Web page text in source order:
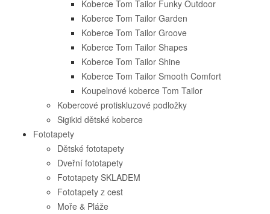
Koberce Tom Tailor Funky Outdoor
Koberce Tom Tailor Garden
Koberce Tom Tailor Groove
Koberce Tom Tailor Shapes
Koberce Tom Tailor Shine
Koberce Tom Tailor Smooth Comfort
Koupelnové koberce Tom Tailor
Kobercové protiskluzové podložky
Sigikid dětské koberce
Fototapety
Dětské fototapety
Dveřní fototapety
Fototapety SKLADEM
Fototapety z cest
Moře & Pláže